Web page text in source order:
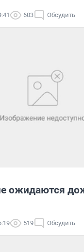
603 Обсудить
ожидаются
519 Обсудить